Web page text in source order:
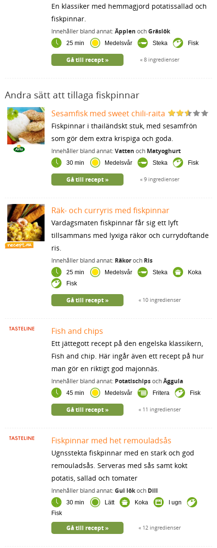
En klassiker med hemmagjord potatissallad och
fiskpinnar.
Innehåller bland annat:Äpplen ochGräslök
25 min Medelsvår Steka Fisk
8 ingredienser
Gå till recept
Andra sätt att tillaga fiskpinnar
Sesamfisk med sweet chili-raita
Fiskpinnar i thailändskt stuk, med sesamfrön
som gör dem extra krispiga och goda.
Innehåller bland annat:Vatten och Matyoghurt
30 min Medelsvår Steka Fisk
9 ingredienser
Gå till recept
Räk- och curryris med fiskpinnar
Vardagsmaten fiskpinnar får sig ett lyft
tillsammans med lyxiga räkor och currydoftande
ris.
Innehåller bland annat: Räkoroch Ris
25 min Medelsvår Steka
Koka
Fisk
10 ingredienser
Gå till recept
Fish and chips
Ett jättegott recept på den engelska klassikern,
Fish and chip. Här ingår även ett recept på hur
man gör en riktigt god majonnäs.
Innehåller bland annat: PotatischipsochÄggula
45 min Medelsvår Fritera Fisk
11 ingredienser
Gå till recept
Fiskpinnar med het remouladsås
Ugnsstekta fiskpinnar med en stark och god
remouladsås. Serveras med sås samt kokt
potatis, sallad och tomater
Innehåller bland annat:Gul lökoch Dill
30 min Lätt Koka
I ugn
Fisk
12 ingredienser
Gå till recept